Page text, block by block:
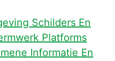
Schilders En
Platforms
Informatie En